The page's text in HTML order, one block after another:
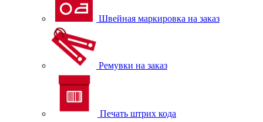
Швейная маркировка на заказ
Ремувки на заказ
Печать штрих кода